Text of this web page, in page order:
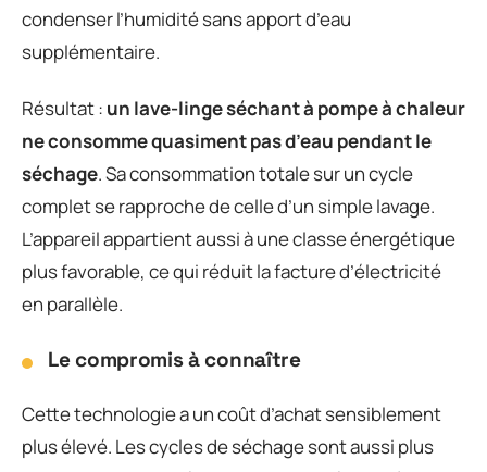
condenser l’humidité sans apport d’eau
supplémentaire.
Résultat : un lave-linge séchant à pompe à chaleur
ne consomme quasiment pas d’eau pendant le
séchage. Sa consommation totale sur un cycle
complet se rapproche de celle d’un simple lavage.
L’appareil appartient aussi à une classe énergétique
plus favorable, ce qui réduit la facture d’électricité
en parallèle.
Le compromis à connaître
Cette technologie a un coût d’achat sensiblement
plus élevé. Les cycles de séchage sont aussi plus